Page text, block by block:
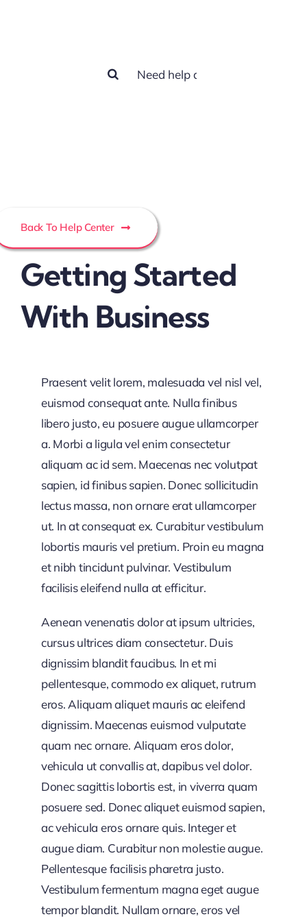
Back To Help Center
Getting Started
With Business
Praesent velit lorem, malesuada vel nisl vel,
euismod consequat ante. Nulla finibus
libero justo, eu posuere augue ullamcorper
a. Morbi a ligula vel enim consectetur
aliquam ac id sem. Maecenas nec volutpat
sapien, id finibus sapien. Donec sollicitudin
lectus massa, non ornare erat ullamcorper
ut. In at consequat ex. Curabitur vestibulum
lobortis mauris vel pretium. Proin eu magna
et nibh tincidunt pulvinar. Vestibulum
facilisis eleifend nulla at efficitur.
Aenean venenatis dolor at ipsum ultricies,
cursus ultrices diam consectetur. Duis
dignissim blandit faucibus. In et mi
pellentesque, commodo ex aliquet, rutrum
eros. Aliquam aliquet mauris ac eleifend
dignissim. Maecenas euismod vulputate
quam nec ornare. Aliquam eros dolor,
vehicula ut convallis at, dapibus vel dolor.
Donec sagittis lobortis est, in viverra quam
posuere sed. Donec aliquet euismod sapien,
ac vehicula eros ornare quis. Integer et
augue diam. Curabitur non molestie augue.
Pellentesque facilisis pharetra justo.
Vestibulum fermentum magna eget augue
tempor blandit. Nullam ornare, eros vel